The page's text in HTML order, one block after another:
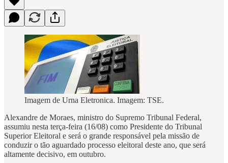
Imagem de Urna Eletronica. Imagem: TSE.
Alexandre de Moraes, ministro do Supremo Tribunal Federal,
assumiu nesta terça-feira (16/08) como Presidente do Tribunal
Superior Eleitoral e será o grande responsável pela missão de
conduzir o tão aguardado processo eleitoral deste ano, que será
altamente decisivo, em outubro.